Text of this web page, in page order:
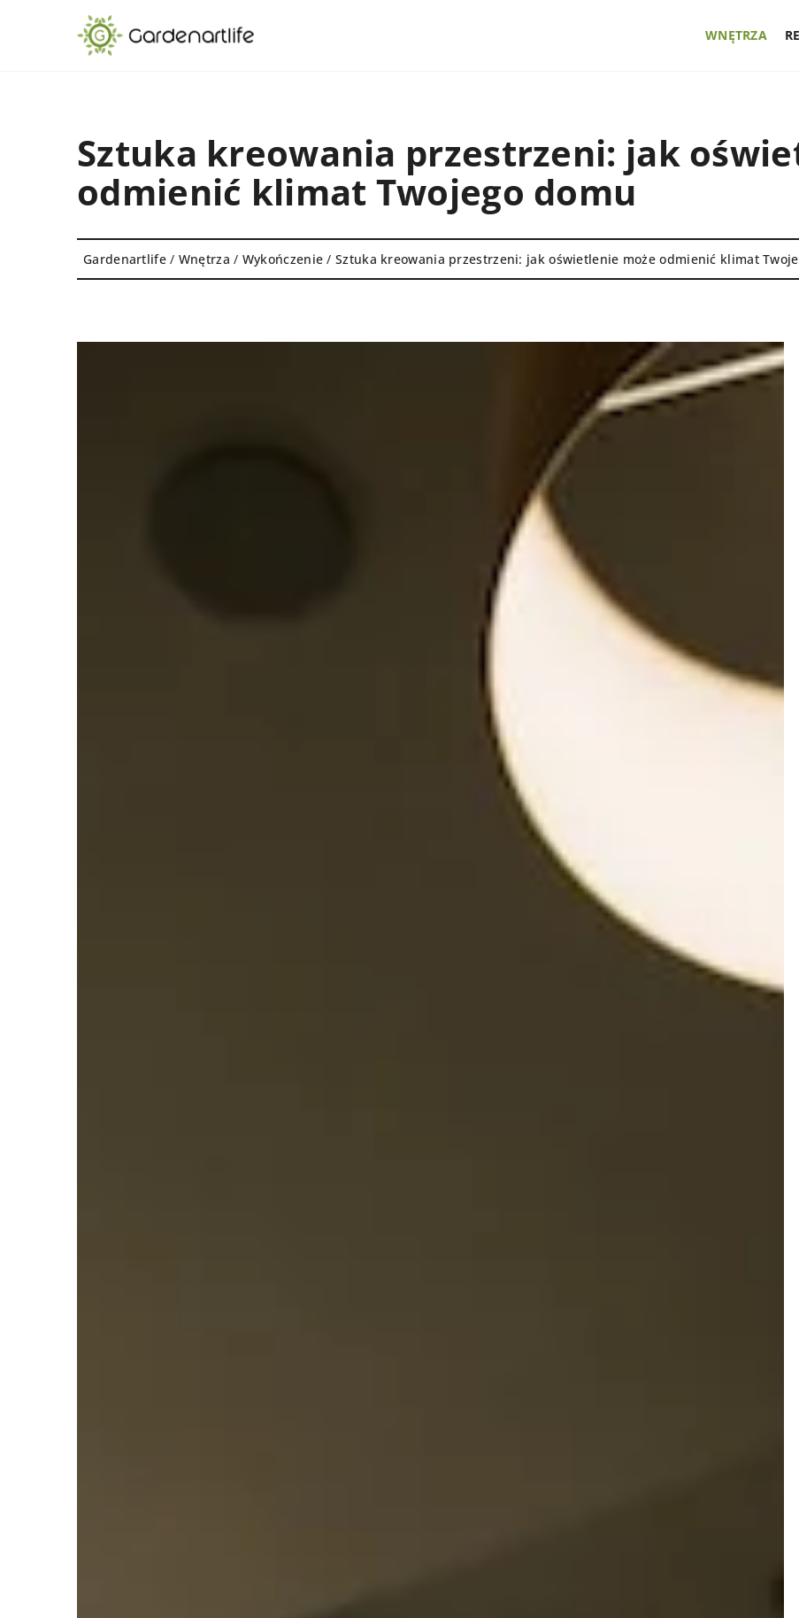
WNĘTRZA
Sztuka kreowania przestrzeni: jak
odmienić klimat Twojego domu
Gardenartlife/ Wnętrza / Wykończenie /Sztuka kreowania przestrzeni: jak oświetlenie może odmienić klimat
grzewczego dzięki odpowiednim
akcesoriom kominowym?
Odkryj, jak dzięki odpowiednim
akcesoriom kominowym możesz
zwiększyć efektywność swojego systemu
grzewczego, obniżając rachunki i chroniąc
7 czerwca 2023
Odkryj magiczną
obraz w twoim wnętrzu
Boho obraz to
wprowadzenie
atmosfery do Twojego